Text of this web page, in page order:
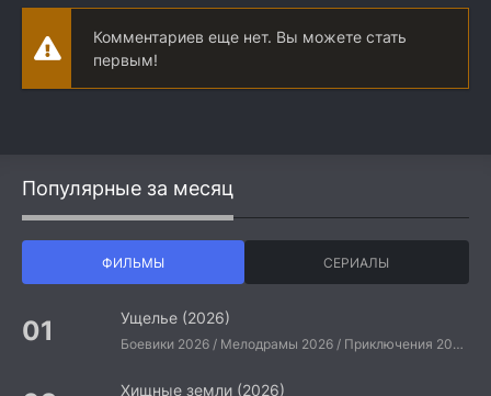
Комментариев еще нет. Вы можете стать
первым!
Популярные за месяц
ФИЛЬМЫ СЕРИАЛЫ
Ущелье (2026)
Боевики 2026 / Мелодрамы 2026 / Приключения 2026 / Ужасы 2026 / Фантастические 2026 / Зарубежные фильмы 2026 / Американские фильмы / Фильмы 2026
Хищные земли (2026)